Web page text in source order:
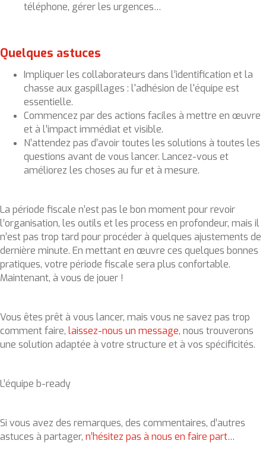
téléphone, gérer les urgences…
Quelques astuces
Impliquer les collaborateurs dans l’identification et la
chasse aux gaspillages : l'adhésion de l'équipe est
essentielle.
Commencez par des actions faciles à mettre en œuvre
et à l’impact immédiat et visible.
N’attendez pas d’avoir toutes les solutions à toutes les
questions avant de vous lancer. Lancez-vous et
améliorez les choses au fur et à mesure.
La période fiscale n’est pas le bon moment pour revoir
l’organisation, les outils et les process en profondeur, mais il
n’est pas trop tard pour procéder à quelques ajustements de
dernière minute. En mettant en œuvre ces quelques bonnes
pratiques, votre période fiscale sera plus confortable.
Maintenant, à vous de jouer !
Vous êtes prêt à vous lancer, mais vous ne savez pas trop
comment faire, laissez-nous un message, nous trouverons
une solution adaptée à votre structure et à vos spécificités.
L’équipe b-ready
Si vous avez des remarques, des commentaires, d’autres
astuces à partager, n’hésitez pas à nous en faire part…